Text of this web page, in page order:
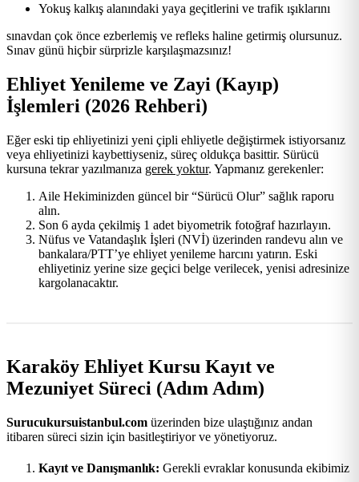
Yokuş kalkış alanındaki yaya geçitlerini ve trafik ışıklarını
sınavdan çok önce ezberlemiş ve refleks haline getirmiş olursunuz.
Sınav günü hiçbir sürprizle karşılaşmazsınız!
Ehliyet Yenileme ve Zayi (Kayıp)
İşlemleri (2026 Rehberi)
Eğer eski tip ehliyetinizi yeni çipli ehliyetle değiştirmek istiyorsanız
veya ehliyetinizi kaybettiyseniz, süreç oldukça basittir. Sürücü
kursuna tekrar yazılmanıza gerek yoktur. Yapmanız gerekenler:
Aile Hekiminizden güncel bir “Sürücü Olur” sağlık raporu
alın.
Son 6 ayda çekilmiş 1 adet biyometrik fotoğraf hazırlayın.
Nüfus ve Vatandaşlık İşleri (NVİ) üzerinden randevu alın ve
bankalara/PTT’ye ehliyet yenileme harcını yatırın. Eski
ehliyetiniz yerine size geçici belge verilecek, yenisi adresinize
kargolanacaktır.
Karaköy Ehliyet Kursu Kayıt ve
Mezuniyet Süreci (Adım Adım)
Surucukursuistanbul.com üzerinden bize ulaştığınız andan
itibaren süreci sizin için basitleştiriyor ve yönetiyoruz.
Kayıt ve Danışmanlık: Gerekli evraklar konusunda ekibimiz